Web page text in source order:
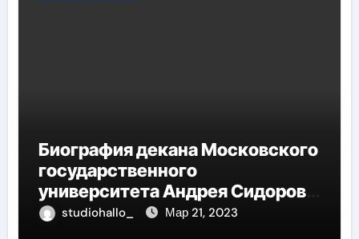
Биография декана Московского
государственного
университета Андрея Сидорова
— от студента до руководителя
studiohallo_ Мар 21, 2023